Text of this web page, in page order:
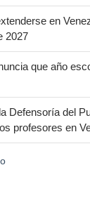
en
2027
que año
Defensoría del
profesores en